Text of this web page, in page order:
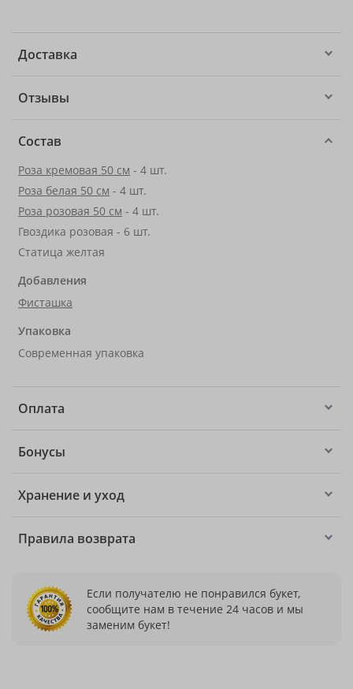
Доставка
Отзывы
Состав
Роза кремовая 50 см - 4 шт.
Роза белая 50 см - 4 шт.
Роза розовая 50 см - 4 шт.
Гвоздика розовая - 6 шт.
Статица желтая
Добавления
Фисташка
Упаковка
Современная упаковка
Оплата
Бонусы
Хранение и уход
Правила возврата
Если получателю не понравился букет,
сообщите нам в течение 24 часов и мы
заменим букет!